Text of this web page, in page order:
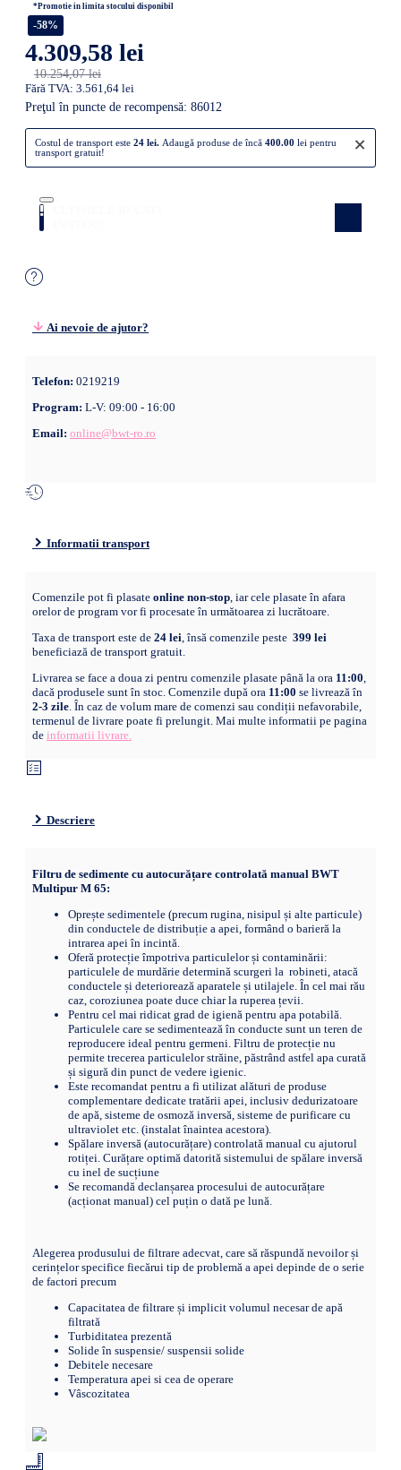
*Promotie in limita stocului disponibil
-58%
4.309,58 lei
10.254,07 lei
Fără TVA: 3.561,64 lei
Preţul în puncte de recompensă: 86012
×
Costul de transport este 24 lei. Adaugă produse de încă 400.00 lei pentru
transport gratuit!
Ai nevoie de ajutor?
Telefon: 0219219
Program: L-V: 09:00 - 16:00
Email: online@bwt-ro.ro
Informatii transport
Comenzile pot fi plasate online non-stop, iar cele plasate în afara
orelor de program vor fi procesate în următoarea zi lucrătoare.
Taxa de transport este de 24 lei, însă comenzile peste 399 lei
beneficiază de transport gratuit.
Livrarea se face a doua zi pentru comenzile plasate până la ora 11:00,
dacă produsele sunt în stoc. Comenzile după ora 11:00 se livrează în
2-3 zile. În caz de volum mare de comenzi sau condiții nefavorabile,
termenul de livrare poate fi prelungit. Mai multe informatii pe pagina
de informatii livrare.
Descriere
Filtru de sedimente cu autocurățare controlată manual BWT
Multipur M 65:
Oprește sedimentele (precum rugina, nisipul și alte particule)
din conductele de distribuție a apei, formând o barieră la
intrarea apei în incintă.
Oferă protecție împotriva particulelor și contaminării:
particulele de murdărie determină scurgeri la robineti, atacă
conductele și deteriorează aparatele și utilajele. În cel mai rău
caz, coroziunea poate duce chiar la ruperea țevii.
Pentru cel mai ridicat grad de igienă pentru apa potabilă.
Particulele care se sedimentează în conducte sunt un teren de
reproducere ideal pentru germeni. Filtru de protecție nu
permite trecerea particulelor străine, păstrând astfel apa curată
și sigură din punct de vedere igienic.
Este recomandat pentru a fi utilizat alături de produse
complementare dedicate tratării apei, inclusiv dedurizatoare
de apă, sisteme de osmoză inversă, sisteme de purificare cu
ultraviolet etc. (instalat înaintea acestora).
Spălare inversă (autocurățare) controlată manual cu ajutorul
rotiței. Curățare optimă datorită sistemului de spălare inversă
cu inel de sucțiune
Se recomandă declanșarea procesului de autocurățare
(acționat manual) cel puțin o dată pe lună.
Alegerea produsului de filtrare adecvat, care să răspundă nevoilor și
cerințelor specifice fiecărui tip de problemă a apei depinde de o serie
de factori precum
Capacitatea de filtrare și implicit volumul necesar de apă
filtrată
Turbiditatea prezentă
Solide în suspensie/ suspensii solide
Debitele necesare
Temperatura apei si cea de operare
Vâscozitatea